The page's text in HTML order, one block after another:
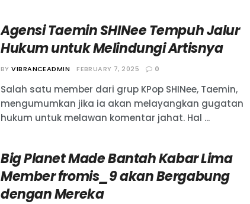
Agensi Taemin SHINee Tempuh Jalur
Hukum untuk Melindungi Artisnya
BY VIBRANCEADMIN FEBRUARY 7, 2025 0
Salah satu member dari grup KPop SHINee, Taemin,
mengumumkan jika ia akan melayangkan gugatan
hukum untuk melawan komentar jahat. Hal ...
Big Planet Made Bantah Kabar Lima
Member fromis_9 akan Bergabung
dengan Mereka